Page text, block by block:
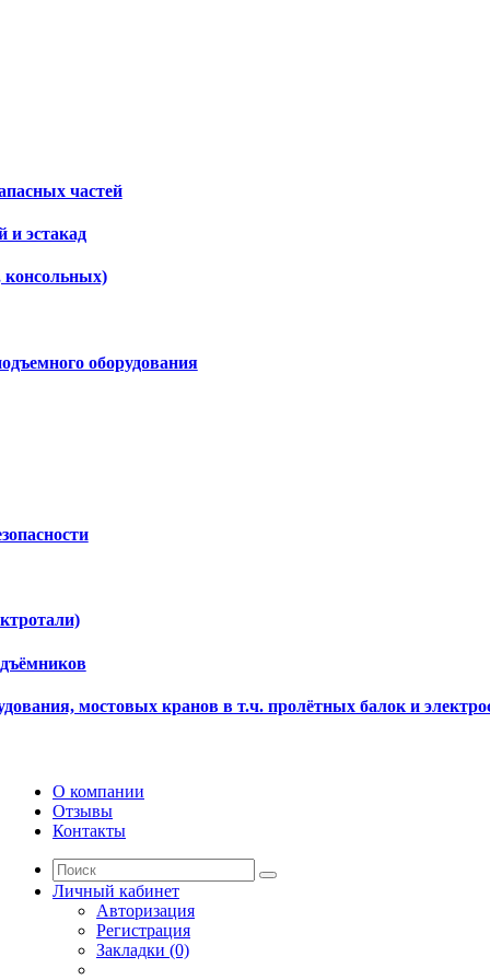
частей
и эстакад
консольных)
оборудования
мостовых кранов в т.ч. пролётных балок и
О компании
Отзывы
Контакты
Личный кабинет
Авторизация
Регистрация
Закладки (0)